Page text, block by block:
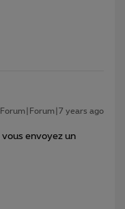
Forum|Forum|7 years ago
envoyez un